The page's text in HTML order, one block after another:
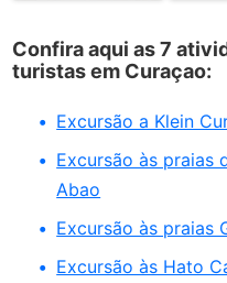
Confira aqui as 7
turistas em Curaçao:
Excursão a Klein
Excursão às praias
Abao
Excursão às praias
Excursão às Hato